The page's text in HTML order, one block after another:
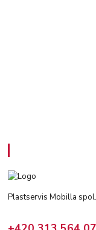
Plastservis Mobilla